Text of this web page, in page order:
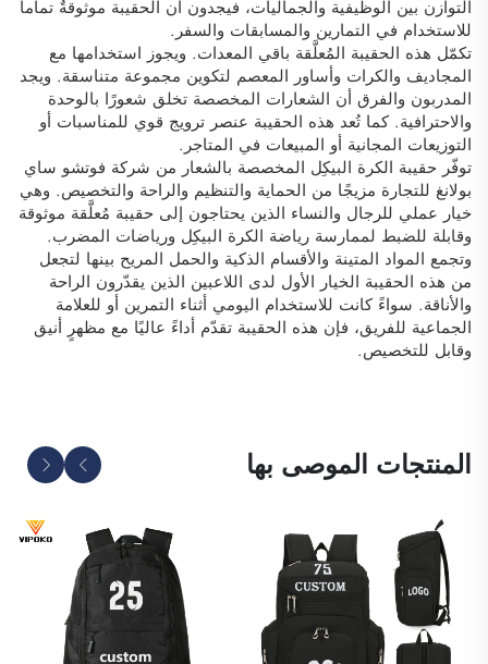
التوازن بين الوظيفية والجماليات، فيجدون أن الحقيبة موثوقةٌ تماماً
للاستخدام في التمارين والمسابقات والسفر.
تكمّل هذه الحقيبة المُعلَّقة باقي المعدات. ويجوز استخدامها مع
المجاديف والكرات وأساور المعصم لتكوين مجموعة متناسقة. ويجد
المدربون والفرق أن الشعارات المخصصة تخلق شعورًا بالوحدة
والاحترافية. كما تُعد هذه الحقيبة عنصر ترويج قوي للمناسبات أو
التوزيعات المجانية أو المبيعات في المتاجر.
توفّر حقيبة الكرة البيكِل المخصصة بالشعار من شركة فوتشو ساي
بولانغ للتجارة مزيجًا من الحماية والتنظيم والراحة والتخصيص. وهي
خيار عملي للرجال والنساء الذين يحتاجون إلى حقيبة مُعلَّقة موثوقة
وقابلة للضبط لممارسة رياضة الكرة البيكِل ورياضات المضرب.
وتجمع المواد المتينة والأقسام الذكية والحمل المريح بينها لتجعل
من هذه الحقيبة الخيار الأول لدى اللاعبين الذين يقدّرون الراحة
والأناقة. سواءً كانت للاستخدام اليومي أثناء التمرين أو للعلامة
الجماعية للفريق، فإن هذه الحقيبة تقدّم أداءً عاليًا مع مظهرٍ أنيق
وقابل للتخصيص.
المنتجات الموصى بها